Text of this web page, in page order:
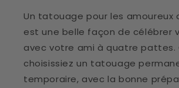
Un tatouage pour les amoureux
est une belle façon de célébrer
avec votre ami à quatre pattes.
choisissiez un tatouage
temporaire, avec la bonne